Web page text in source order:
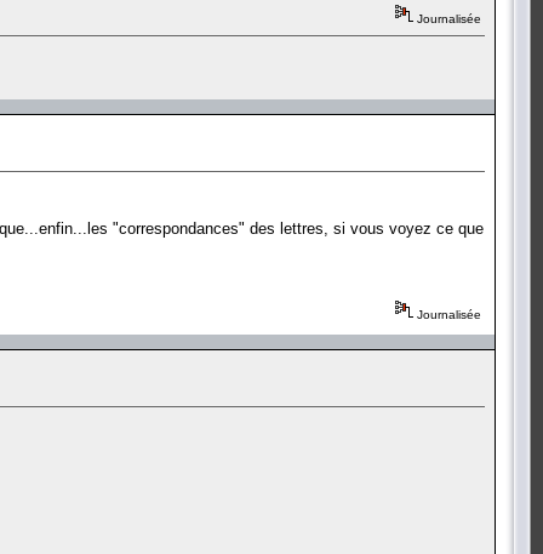
Journalisée
"correspondances" des lettres, si vous voyez ce que
Journalisée